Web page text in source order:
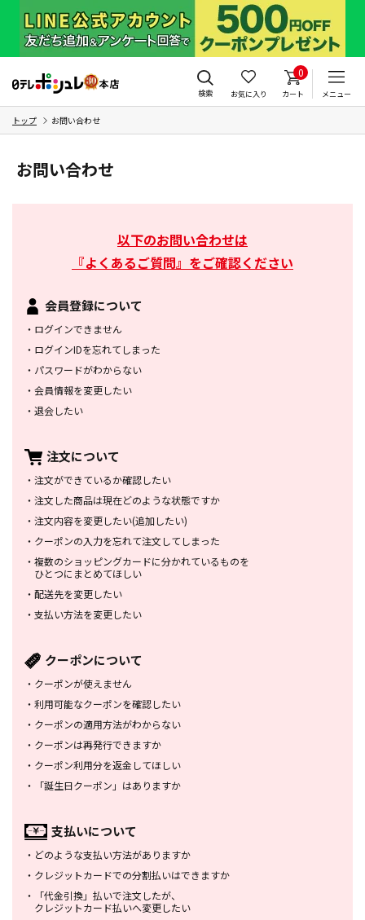
検索 お気に入り
0
カート メニュー
トップ お問い合わせ
お問い合わせ
以下のお問い合わせは
『よくあるご質問』をご確認ください
会員登録について
・ ログインできません
・ ログインIDを忘れてしまった
・ パスワードがわからない
・ 会員情報を変更したい
・ 退会したい
注文について
・ 注文ができているか確認したい
・ 注文した商品は現在どのような状態ですか
・ 注文内容を変更したい(追加したい)
・ クーポンの入力を忘れて注文してしまった
・ 複数のショッピングカードに分かれているものを
ひとつにまとめてほしい
・ 配送先を変更したい
・ 支払い方法を変更したい
クーポンについて
・ クーポンが使えません
・ 利用可能なクーポンを確認したい
・ クーポンの適用方法がわからない
・ クーポンは再発行できますか
・ クーポン利用分を返金してほしい
・
「誕生日クーポン」はありますか
支払いについて
・ どのような支払い方法がありますか
・ クレジットカードでの分割払いはできますか
・
「代金引換」払いで注文したが、
クレジットカード払いへ変更したい